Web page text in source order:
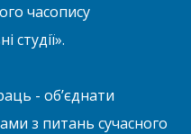
часопису
студії».
- об’єднати
з питань сучасного